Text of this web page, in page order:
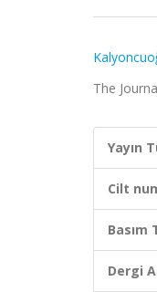
The
Yayın
Cilt
Basım
Dergi